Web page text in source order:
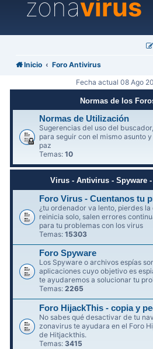
zonavirus
Inicio Foro Antivirus
Fecha actual 08 Ago
Normas de los
Normas de Utilización
Sugerencias del uso del
para seguir con el mismo asunto
paz
Temas:10
Virus - Antivirus - Spyware
Foro Virus - Cuentanos tu
¿tu ordenador va lento, pierdes
reinicia solo, salen errores
para tu problemas con los virus
Temas:15303
Foro Spyware
Los Spyware o archivos espías
aplicaciones cuyo objetivo es
te ayudaremos a solucionar tu
Temas:2265
Foro HijackThis - copia y
No sabes qué desactivar de tu
zonavirus te ayudara en el Foro
de Hitjackthis.
Temas: 3415